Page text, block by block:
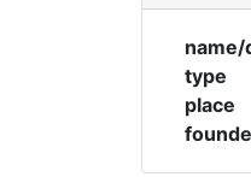
name/
type
place